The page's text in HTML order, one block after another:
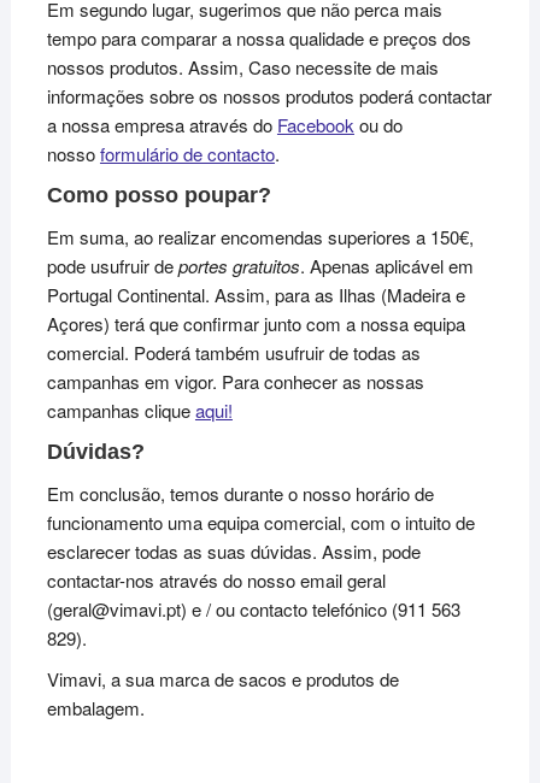
Em segundo lugar, sugerimos que não perca mais
tempo para comparar a nossa qualidade e preços dos
nossos produtos. Assim, Caso necessite de mais
informações sobre os nossos produtos poderá contactar
a nossa empresa através do Facebookou do
nossoformulário de contacto.
Como posso poupar?
Em suma, ao realizar encomendas superiores a 150€,
pode usufruir deportes gratuitos. Apenas aplicável em
Portugal Continental. Assim, para as Ilhas (Madeira e
Açores) terá que confirmar junto com a nossa equipa
comercial. Poderá também usufruir de todas as
campanhas em vigor. Para conhecer as nossas
campanhas cliqueaqui!
Dúvidas?
Em conclusão, temos durante o nosso horário de
funcionamento uma equipa comercial, com o intuito de
esclarecer todas as suas dúvidas. Assim, pode
contactar-nos através do nosso email geral
(geral@vimavi.pt) e / ou contacto telefónico (911 563
829).
Vimavi, a sua marca de sacos e produtos de
embalagem.